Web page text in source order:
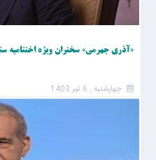
«آذری جهرمی» سخنران ویژه اختتامیه
چهارشنبه , 6 تیر 1403